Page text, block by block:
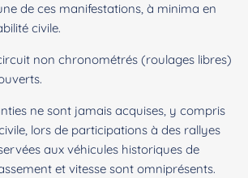
de ces manifestations, à minima en
civile.
non chronométrés (roulages libres)
ne sont jamais acquises, y compris
lors de participations à des rallyes
aux véhicules historiques de
et vitesse sont omniprésents.